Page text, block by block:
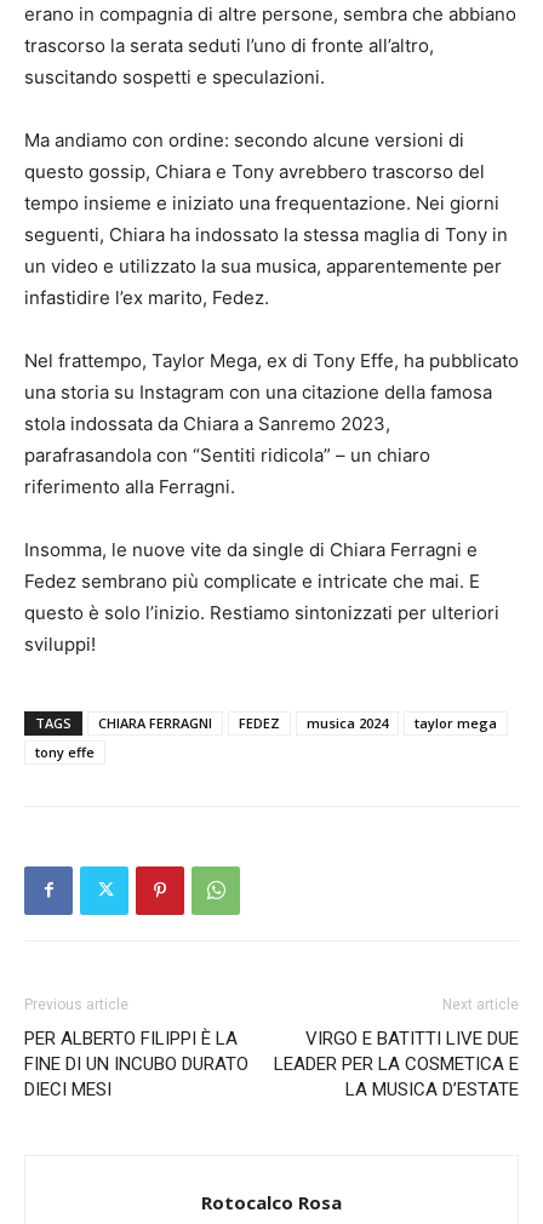
erano in compagnia di altre persone, sembra che abbiano
trascorso la serata seduti l’uno di fronte all’altro,
suscitando sospetti e speculazioni.
Ma andiamo con ordine: secondo alcune versioni di
questo gossip, Chiara e Tony avrebbero trascorso del
tempo insieme e iniziato una frequentazione. Nei giorni
seguenti, Chiara ha indossato la stessa maglia di Tony in
un video e utilizzato la sua musica, apparentemente per
infastidire l’ex marito, Fedez.
Nel frattempo, Taylor Mega, ex di Tony Effe, ha pubblicato
una storia su Instagram con una citazione della famosa
stola indossata da Chiara a Sanremo 2023,
parafrasandola con “Sentiti ridicola” – un chiaro
riferimento alla Ferragni.
Insomma, le nuove vite da single di Chiara Ferragni e
Fedez sembrano più complicate e intricate che mai. E
questo è solo l’inizio. Restiamo sintonizzati per ulteriori
sviluppi!
TAGS CHIARA FERRAGNI FEDEZ musica 2024
taylor mega
tony effe
Previous article
PER ALBERTO FILIPPI È LA
FINE DI UN INCUBO DURATO
DIECI MESI
Next article
VIRGO E BATITTI LIVE DUE
LEADER PER LA COSMETICA E
LA MUSICA D’ESTATE
Rotocalco Rosa